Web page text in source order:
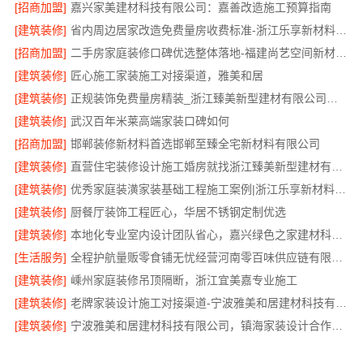
[招商加盟] 嘉兴家美建材科技有限公司：嘉善改造施工预算指南
[建筑装修]
省内周边居家改造免费量房收费标准-浙江乐享新材料有限公司
[招商加盟]
二手房家庭装修口碑优选整体落地-福建尚艺空间新材料科技有限公司
[建筑装修] 匠心施工家装施工对接渠道，雅美和居
[建筑装修]
[建筑装修] 武汉百年米莱高端家装口碑如何
[招商加盟] 邯郸装修新材料首选邯郸至臻全宅新材料有限公司
[建筑装修]
[建筑装修]
优秀家庭装潢家装基础工程施工案例|浙江乐享新材料有限公司
[建筑装修] 厨餐厅装饰工程匠心，华居不锈钢定制优选
[建筑装修]
本地化专业室内设计团队省心，嘉兴绿色之家建材科技有限公司全程托管
[生活服务]
[建筑装修] 嵊州家庭装修吊顶隔断，浙江宜美嘉专业施工
[建筑装修]
[建筑装修]
宁波雅美和居建材科技有限公司，镇海家装设计合作联系